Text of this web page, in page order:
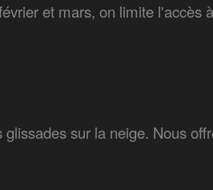
et mars, on limite
sur la neige. Nous